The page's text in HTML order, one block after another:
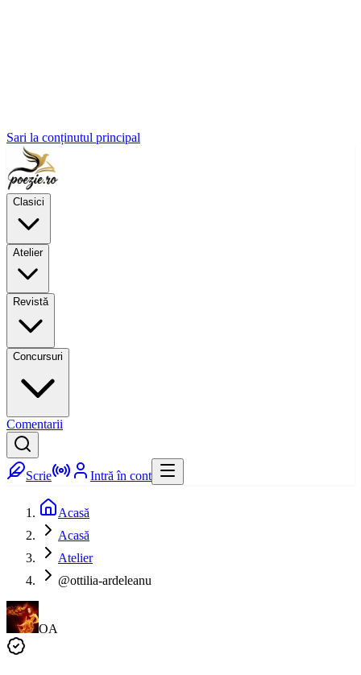
Sari la conținutul principal
Clasici
Atelier
Revistă
Concursuri
Comentarii
Scrie Intră în cont
Acasă
Acasă
Atelier
@ottilia-ardeleanu
OA